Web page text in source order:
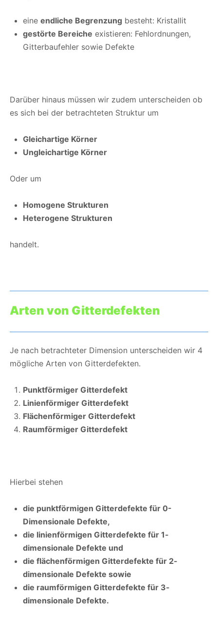
eine endliche Begrenzung besteht: Kristallit
gestörte Bereiche existieren: Fehlordnungen,
Gitterbaufehler sowie Defekte
Darüber hinaus müssen wir zudem unterscheiden ob
es sich bei der betrachteten Struktur um
Gleichartige Körner
Ungleichartige Körner
Oder um
Homogene Strukturen
Heterogene Strukturen
handelt.
Arten von Gitterdefekten
Je nach betrachteter Dimension unterscheiden wir 4
mögliche Arten von Gitterdefekten.
Punktförmiger Gitterdefekt
Linienförmiger Gitterdefekt
Flächenförmiger Gitterdefekt
Raumförmiger Gitterdefekt
Hierbei stehen
die punktförmigen Gitterdefekte für 0-
Dimensionale Defekte,
die linienförmigen Gitterdefekte für 1-
dimensionale Defekte und
die flächenförmigen Gitterdefekte für 2-
dimensionale Defekte sowie
die raumförmigen Gitterdefekte für 3-
dimensionale Defekte.